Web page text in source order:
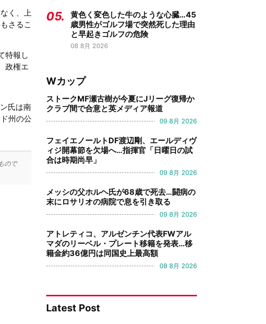
く、上
さるこ
特報し
政権エ
氏は南
州の公
ので
05.
黄色く変色した牛のような心臓…45
歳男性がゴルフ場で突然死した理由
と早起きゴルフの危険
08 8月 2026
Wカップ
ストークMF瀬古樹が今夏にJリーグ復帰か
クラブ間で合意と英メディア報道
09 8月 2026
フェイエノールトDF渡辺剛、エールディヴ
ィジ開幕節を欠場へ…指揮官「日曜日の試
合は時期尚早」
09 8月 2026
メッシの父ホルヘ氏が68歳で死去…闘病の
末にロサリオの病院で息を引き取る
09 8月 2026
アトレティコ、アルゼンチン代表FWアル
マダのリーベル・プレート移籍を発表…移
籍金約36億円は同国史上最高額
08 8月 2026
Latest Post